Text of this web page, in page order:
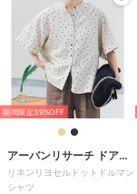
期間限定39%OFF
アーバンリサーチ ドアー
ズ
リネンリヨセルドットドルマン
シャツ